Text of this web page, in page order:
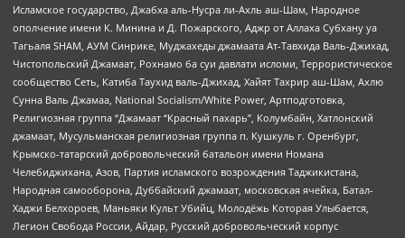
Исламское государство, Джабха аль-Нусра ли-Ахль аш-Шам, Народное
ополчение имени К. Минина и Д. Пожарского, Аджр от Аллаха Субхану уа
Тагьаля SHAM, АУМ Синрике, Муджахеды джамаата Ат-Тавхида Валь-Джихад,
Чистопольский Джамаат, Рохнамо ба суи давлати исломи, Террористическое
сообщество Сеть, Катиба Таухид валь-Джихад, Хайят Тахрир аш-Шам, Ахлю
Сунна Валь Джамаа, National Socialism/White Power, Артподготовка,
Религиозная группа “Джамаат “Красный пахарь”, Колумбайн, Хатлонский
джамаат, Мусульманская религиозная группа п. Кушкуль г. Оренбург,
Крымско-татарский добровольческий батальон имени Номана
Челебиджихана, Азов, Партия исламского возрождения Таджикистана,
Народная самооборона, Дуббайский джамаат, московская ячейка, Батал-
Хаджи Белхороев, Маньяки Культ Убийц, Молодёжь Которая Улыбается,
Легион Свобода России, Айдар, Русский добровольческий корпус